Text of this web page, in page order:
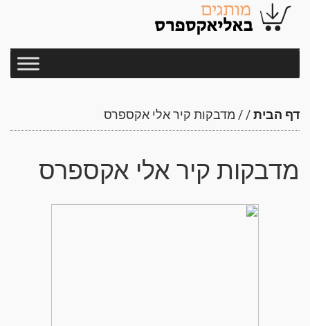
דף הבית/
/ מדבקות קיר אלי אקספרס
מדבקות קיר אלי אקספרס